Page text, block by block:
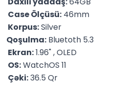
Case Ölçüsü: 46mm
Korpus: Silver
Qoşulma: Bluetoth 5.3
Ekran: 1.96" , OLED
OS: WatchOS 11
Çəki: 36.5 Qr